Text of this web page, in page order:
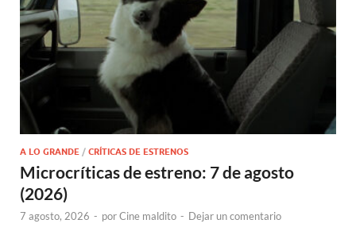
A LO GRANDE / CRÍTICAS DE ESTRENOS
Microcríticas de estreno: 7 de agosto
(2026)
7 agosto, 2026 - porCine maldito - Dejar un comentario